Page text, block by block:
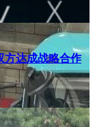
方达成战略合作